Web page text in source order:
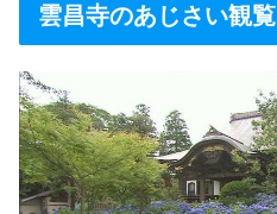
雲昌寺のあじさい観覧